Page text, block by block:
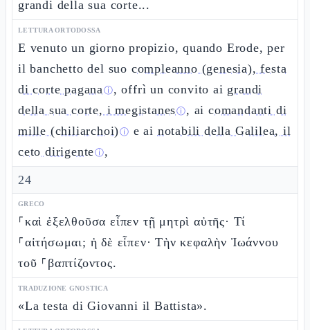
grandi della sua corte...
LETTURA ORTODOSSA
E venuto un giorno propizio, quando Erode, per
il banchetto del suo compleanno (genesia), festa
di corte paganaⓘ, offrì un convito ai grandi
della sua corte, i megistanesⓘ, aicomandanti di
mille (chiliarchoi)ⓘ e ai notabili della Galilea, il
ceto dirigenteⓘ,
24
GRECO
⸀καὶ ἐξελθοῦσα εἶπεν τῇ μητρὶ αὐτῆς· Τί
⸀αἰτήσωμαι; ἡ δὲ εἶπεν· Τὴν κεφαλὴν Ἰωάννου
τοῦ ⸀βαπτίζοντος.
TRADUZIONE GNOSTICA
«La testa di Giovanni il Battista».